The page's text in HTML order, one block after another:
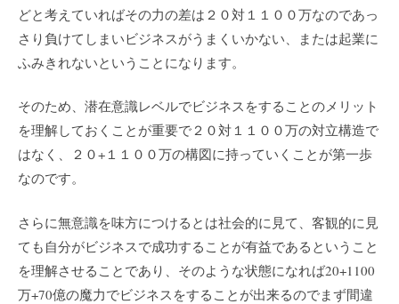
どと考えていればその力の差は２０対１１００万なのであっ
さり負けてしまいビジネスがうまくいかない、または起業に
ふみきれないということになります。
そのため、潜在意識レベルでビジネスをすることのメリット
を理解しておくことが重要で２０対１１００万の対立構造で
はなく、２０+１１００万の構図に持っていくことが第一歩
なのです。
さらに無意識を味方につけるとは社会的に見て、客観的に見
ても自分がビジネスで成功することが有益であるということ
を理解させることであり、そのような状態になれば20+1100
万+70億の魔力でビジネスをすることが出来るのでまず間違